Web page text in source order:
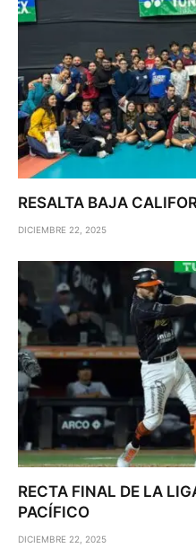
RESALTA BAJA
DICIEMBRE 22, 2025
RECTA FINAL DE LA
PACÍFICO
DICIEMBRE 22, 2025